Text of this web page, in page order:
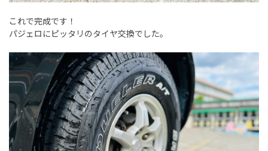
これで完成です！
パジェロにピッタリのタイヤ交換でした。